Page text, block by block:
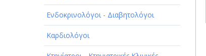
ΕΚΠΑΙΔΕΥΣΗ - ΣΧΟΛΕΣ
ΕΜΠΟΡΙΟ - ΕΜΠΟΡΙΚΑ ΚΑΤΑΣΤΗΜΑΤΑ
Ενδοκρινολόγοι - Διαβητολόγοι
Καρδιολόγοι